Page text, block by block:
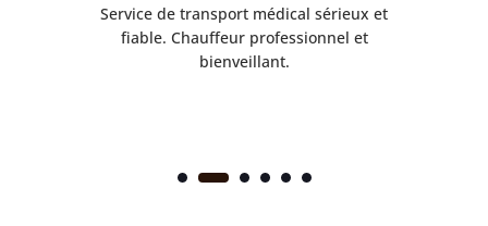
Service de transport médical sérieux et
fiable. Chauffeur professionnel et
bienveillant.